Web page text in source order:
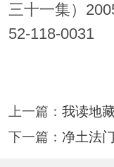
三十一集）
52-118-0031
上一篇： 我读地
下一篇： 净土法